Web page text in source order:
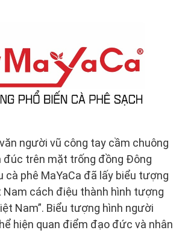
người vũ công tay cầm chuông
đúc trên mặt trống đồng Đông
cà phê MaYaCa đã lấy biểu tượng
Nam cách điệu thành hình tượng
Nam”. Biểu tượng hình người
hiện quan điểm đạo đức và nhân